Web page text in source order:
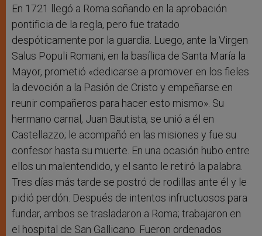
En 1721 llegó a Roma soñando en la aprobación
pontificia de la regla, pero fue tratado
despóticamente por la guardia. Luego, ante la Virgen
Salus Populi Romani, en la basílica de Santa María la
Mayor, prometió «dedicarse a promover en los fieles
la devoción a la Pasión de Cristo y empeñarse en
reunir compañeros para hacer esto mismo». Su
hermano carnal, Juan Bautista, se unió a él en
Castellazzo; le acompañó en las misiones y fue su
confesor hasta su muerte. En una ocasión hubo entre
ellos un malentendido, y el santo le retiró la palabra.
Tres días más tarde se postró de rodillas ante él y le
pidió perdón. Después de intentos infructuosos para
fundar, ambos se trasladaron a Roma; trabajaron en
el hospital de San Gallicano. Fueron ordenados